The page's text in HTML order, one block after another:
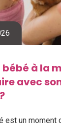
à la
avec
est un moment